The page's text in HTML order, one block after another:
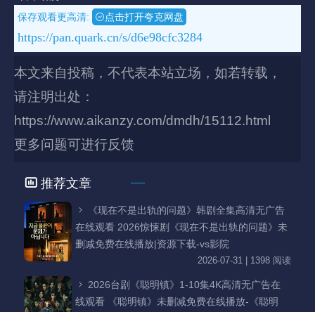
保存观看更高清:
点击打开夸克网盘
https://pan.quark.cn/s/d6e98cfc3284
本文来自投稿，不代表本站立场，如若转载，
请注明出处：
https://www.aikanzy.com/dmdh/15112.html
更多问题可进行反馈
推荐文章
《现在不是出轨的问题》韩剧全集高清无广告
在线观看 2026惊悚剧《现在不是出轨的问题》未
删减免费在线播放|资源下载-vs影院
2026-07-31 | 1398 阅读
2026台剧《聪明镇》1-10集4K高清无广告在
线观看 《聪明镇》未删减免费在线播放-《聪明